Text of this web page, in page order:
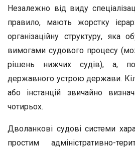
Незалежно від виду
правило, мають жорстку
організаційну структуру, яка
вимогами судового процесу
рішень нижчих судів), а,
державного устрою держави.
або інстанцій звичайно
чотирьох.
Дволанкові судові системи
простим адміністративно-